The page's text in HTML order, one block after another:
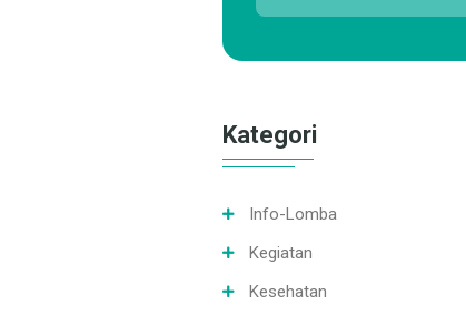
Kategori
Info-Lomba
Kegiatan
Kesehatan